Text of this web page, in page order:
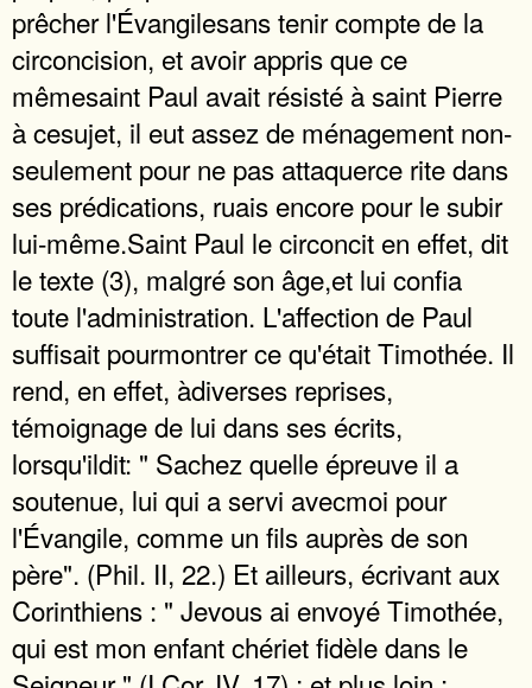
prêcher l'Évangilesans tenir compte de la
circoncision, et avoir appris que ce
mêmesaint Paul avait résisté à saint Pierre
à cesujet, il eut assez de ménagement non-
seulement pour ne pas attaquerce rite dans
ses prédications, ruais encore pour le subir
lui-même.Saint Paul le circoncit en effet, dit
le texte (3), malgré son âge,et lui confia
toute l'administration. L'affection de Paul
suffisait pourmontrer ce qu'était Timothée. Il
rend, en effet, àdiverses reprises,
témoignage de lui dans ses écrits,
lorsqu'ildit: " Sachez quelle épreuve il a
soutenue, lui qui a servi avecmoi pour
l'Évangile, comme un fils auprès de son
père". (Phil. II, 22.) Et ailleurs, écrivant aux
Corinthiens : " Jevous ai envoyé Timothée,
qui est mon enfant chériet fidèle dans le